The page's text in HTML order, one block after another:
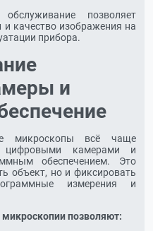
обслуживание позволяет
и качество изображения на
прибора.
и
микроскопы всё чаще
цифровыми камерами и
обеспечением. Это
объект, но и фиксировать
измерения и
позволяют: